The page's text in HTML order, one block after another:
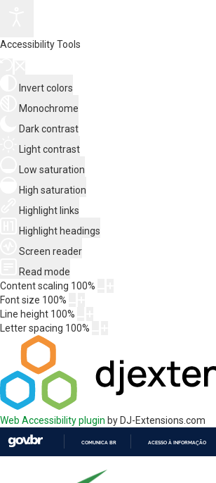
Accessibility Tools
Invert colors
Monochrome
Dark contrast
Light contrast
Low saturation
High saturation
Highlight links
Highlight headings
Screen reader
Read mode
Content scaling 100%
Font size 100%
Line height 100%
Letter spacing 100%
Web Accessibility plugin by DJ-Extensions.com
COMUNICA BR ACESSO À INFORMAÇÃO